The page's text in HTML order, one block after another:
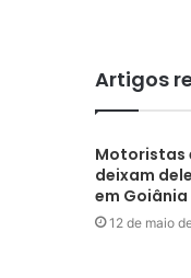
Artigos
Motoristas
deixam
em Goiânia
12 de maio